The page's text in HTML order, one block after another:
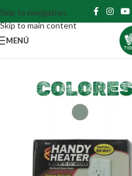
Skip to navigation
Skip to main content
MENÚ